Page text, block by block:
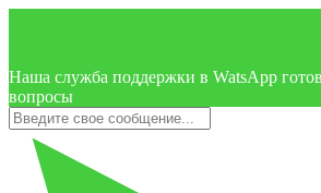
Наша служба поддержки в WatsApp
вопросы